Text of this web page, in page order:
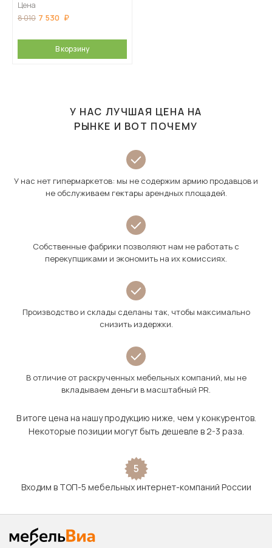
Цена
8 010 7 530
В корзину
У НАС ЛУЧШАЯ ЦЕНА НА
РЫНКЕ И ВОТ ПОЧЕМУ
У нас нет гипермаркетов: мы не содержим армию продавцов и
не обслуживаем гектары арендных площадей.
Собственные фабрики позволяют нам не работать с
перекупщиками и экономить на их комиссиях.
Производство и склады сделаны так, чтобы максимально
снизить издержки.
В отличие от раскрученных мебельных компаний, мы не
вкладываем деньги в масштабный PR.
В итоге цена на нашу продукцию ниже, чем у конкурентов.
Некоторые позиции могут быть дешевле в 2-3 раза.
5
Входим в ТОП-5 мебельных интернет-компаний России